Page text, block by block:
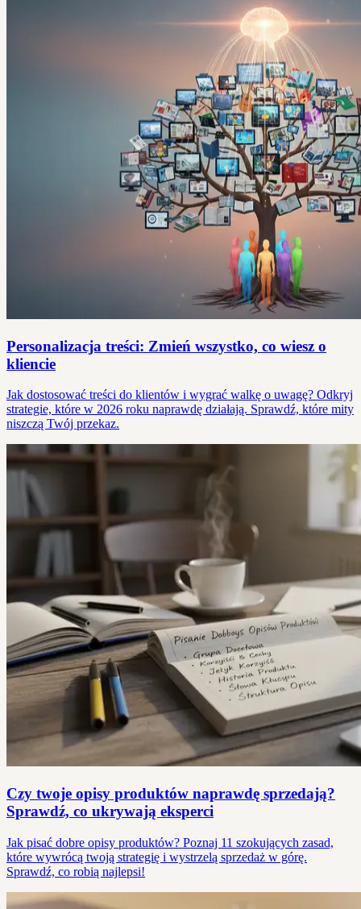
Personalizacja treści: Zmień wszystko, co wiesz o
kliencie
Jak dostosować treści do klientów i wygrać walkę o uwagę? Odkryj
strategie, które w 2026 roku naprawdę działają. Sprawdź, które mity
niszczą Twój przekaz.
Czy twoje opisy produktów naprawdę sprzedają?
Sprawdź, co ukrywają eksperci
Jak pisać dobre opisy produktów? Poznaj 11 szokujących zasad,
które wywrócą twoją strategię i wystrzelą sprzedaż w górę.
Sprawdź, co robią najlepsi!